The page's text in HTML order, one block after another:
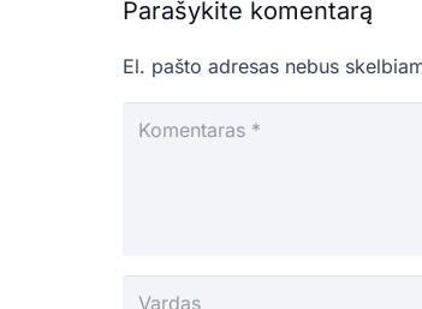
Parašykite komentarą
El. pašto adresas nebus